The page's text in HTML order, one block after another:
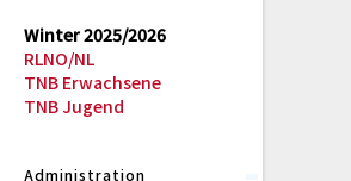
Winter 2025/2026
RLNO/NL
TNB Erwachsene
TNB Jugend
Administration